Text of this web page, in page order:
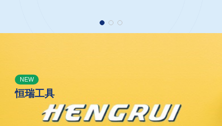
NEW
恒瑞工具